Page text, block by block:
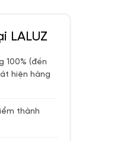
LALUZ
100% (đền
hiện hàng
thành